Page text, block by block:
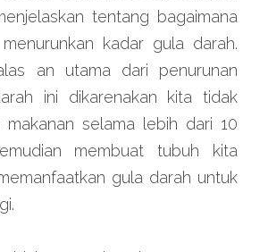
tentang bagaimana
kadar gula darah.
an utama dari penurunan
ini dikarenakan kita tidak
makanan selama lebih dari 10
membuat tubuh kita
gula darah untuk